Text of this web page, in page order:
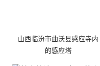
山西临汾市曲沃县感应寺内
的感应塔